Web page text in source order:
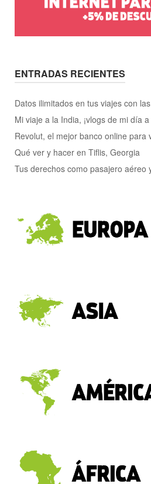
ENTRADAS RECIENTES
Datos ilimitados en tus viajes con
Mi viaje a la India, ¡vlogs de mi día
Revolut, el mejor banco online para
Qué ver y hacer en Tiflis, Georgia
Tus derechos como pasajero aéreo